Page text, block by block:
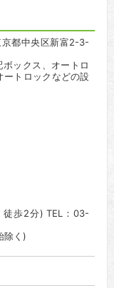
京都中央区新富2-3-
ックス、オートロ
ートロックなどの設
徒歩2分) TEL：03-
除く)